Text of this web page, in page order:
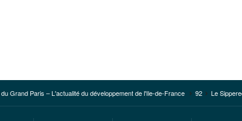
Grand Paris – L'actualité du développement de l'Ile-de-France 92 Le